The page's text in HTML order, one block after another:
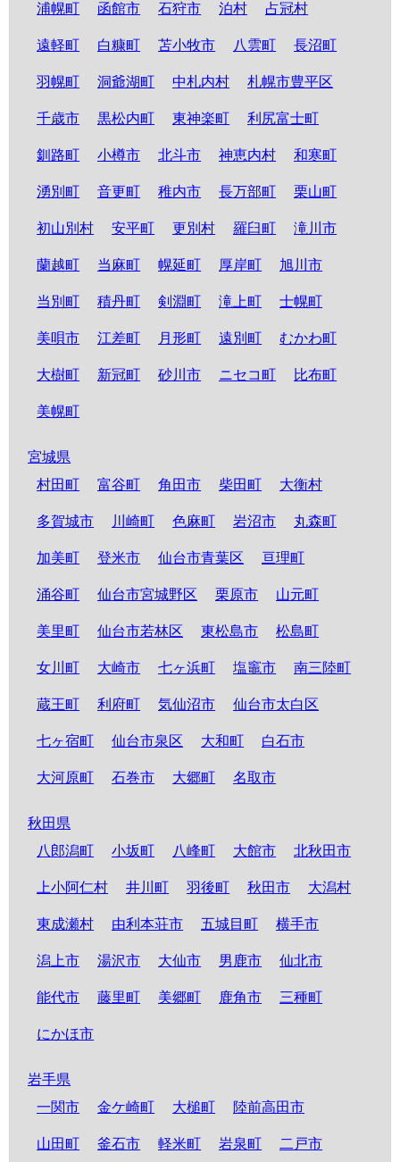
浦幌町 函館市 石狩市 泊村 占冠村
遠軽町 白糠町 苫小牧市 八雲町 長沼町
羽幌町 洞爺湖町 中札内村 札幌市豊平区
千歳市 黒松内町 東神楽町 利尻富士町
釧路町 小樽市 北斗市 神恵内村 和寒町
湧別町 音更町 稚内市 長万部町 栗山町
初山別村 安平町 更別村 羅臼町 滝川市
蘭越町 当麻町 幌延町 厚岸町 旭川市
当別町 積丹町 剣淵町 滝上町 士幌町
美唄市 江差町 月形町 遠別町 むかわ町
大樹町 新冠町 砂川市 ニセコ町 比布町
美幌町
宮城県
村田町
富谷町 角田市 柴田町 大衡村
多賀城市 川崎町 色麻町 岩沼市 丸森町
加美町 登米市 仙台市青葉区 亘理町
涌谷町 仙台市宮城野区 栗原市 山元町
美里町 仙台市若林区 東松島市 松島町
女川町 大崎市 七ヶ浜町 塩竈市 南三陸町
蔵王町 利府町 気仙沼市 仙台市太白区
七ヶ宿町 仙台市泉区 大和町 白石市
大河原町 石巻市 大郷町 名取市
秋田県
八郎潟町
小坂町 八峰町 大館市 北秋田市
上小阿仁村 井川町 羽後町 秋田市 大潟村
東成瀬村 由利本荘市 五城目町 横手市
潟上市 湯沢市 大仙市 男鹿市 仙北市
能代市 藤里町 美郷町 鹿角市 三種町
にかほ市
岩手県
一関市
金ケ崎町 大槌町 陸前高田市
山田町 釜石市 軽米町 岩泉町 二戸市